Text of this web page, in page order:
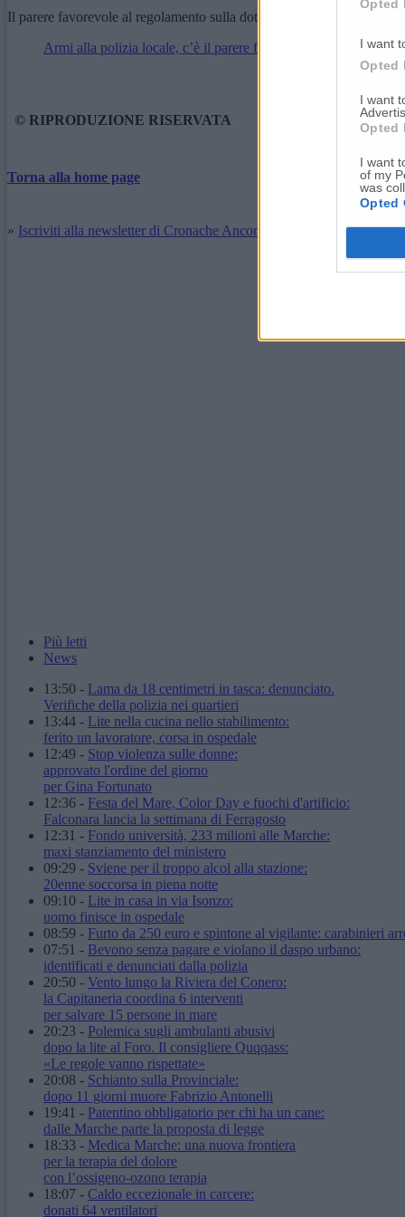
Opted
I want
Opted
I want
Opted
I want
of my
was
Opted
Il parere favorevole al regolamento sulla dotazione di armi agli
Armi alla polizia locale, c’è il parere favorevole della prima
© RIPRODUZIONE RISERVATA
Torna alla home page
» Iscriviti alla newsletter di Cronache Ancona
Più letti
News
13:50 - Lama da 18 centimetri in tasca: denunciato.
Verifiche della polizia nei quartieri
13:44 - Lite nella cucina nello stabilimento:
ferito un lavoratore, corsa in ospedale
12:49 - Stop violenza sulle donne:
approvato l'ordine del giorno
per Gina Fortunato
12:36 - Festa del Mare, Color Day e fuochi d'artificio:
Falconara lancia la settimana di Ferragosto
12:31 - Fondo università, 233 milioni alle Marche:
maxi stanziamento del ministero
09:29 - Sviene per il troppo alcol alla stazione:
20enne soccorsa in piena notte
09:10 - Lite in casa in via Isonzo:
uomo finisce in ospedale
08:59 - Furto da 250 euro e spintone al vigilante: carabinieri
07:51 - Bevono senza pagare e violano il daspo urbano:
identificati e denunciati dalla polizia
20:50 - Vento lungo la Riviera del Conero:
la Capitaneria coordina 6 interventi
per salvare 15 persone in mare
20:23 - Polemica sugli ambulanti abusivi
dopo la lite al Foro. Il consigliere Quqqass:
«Le regole vanno rispettate»
20:08 - Schianto sulla Provinciale:
dopo 11 giorni muore Fabrizio Antonelli
19:41 - Patentino obbligatorio per chi ha un cane:
dalle Marche parte la proposta di legge
18:33 - Medica Marche: una nuova frontiera
per la terapia del dolore
con l’ossigeno-ozono terapia
18:07 - Caldo eccezionale in carcere:
donati 64 ventilatori